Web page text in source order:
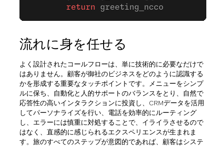
        return
greeting_ncco
流れに身を任せる
よく設計されたコールフローは、単に技術的に必要なだけで
はありません。顧客が御社のビジネスをどのように認識する
かを形成する重要なタッチポイントです。メニューをシンプ
ルに保ち、自動化と人的サポートのバランスをとり、自然で
応答性の高いインタラクションに投資し、CRMデータを活用
してパーソナライズを行い、電話を効率的にルーティング
し、エラーには慎重に対処することで、イライラさせるので
はなく、直感的に感じられるエクスペリエンスが生まれま
す。旅のすべてのステップが意図的であれば、顧客はシステ